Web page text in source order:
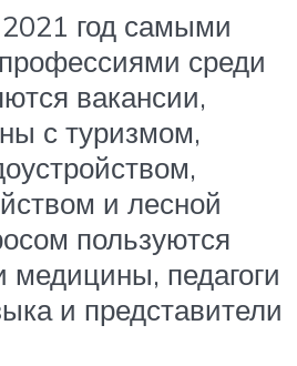
год самыми
среди
вакансии,
с туризмом,
и лесной
пользуются
медицины, педагоги
и представители